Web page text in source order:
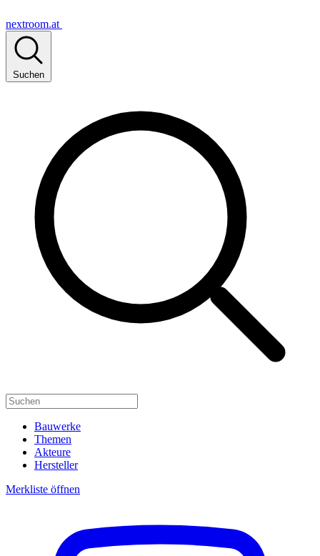
nextroom.at
Suchen
Bauwerke
Themen
Akteure
Hersteller
Merkliste öffnen